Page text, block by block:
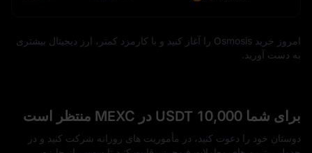
امروز خرید Osmosis را آغاز کنید و با کارمزد کمتر، ارز دیجیتال بیشتری
به دست آورید.
برای شما 10,000 USDT در MEXC منتظر است
دوستان خود را دعوت کنید، در مأموریت‌ های روزانه شرکت کنید و در